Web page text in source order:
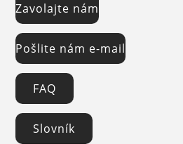
Zavolajte nám
Pošlite nám e-mail
FAQ
Slovník